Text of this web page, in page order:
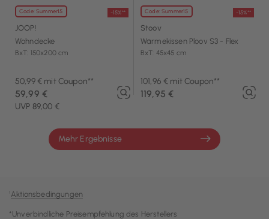
Code: Summer15 -15%**
JOOP!
Wohndecke
BxT: 150x200 cm
50,99 € mit Coupon**
UVP 89,00 €
59,99 €
Code: Summer15 -15%**
Stoov
Wärmekissen Ploov S3 - Flex
BxT: 45x45 cm
101,96 € mit Coupon**
119,95 €
Mehr Ergebnisse
¹Aktionsbedingungen
*Unverbindliche Preisempfehlung des Herstellers